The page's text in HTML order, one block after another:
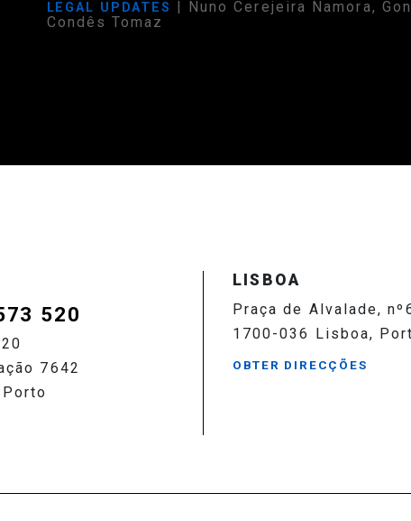
LEGAL UPDATES
| Nuno Cerejeira Namora,
Condês Tomaz
520
7642
LISBOA
Praça de Alvalade,
1700-036 Lisboa,
OBTER DIRECÇÕES